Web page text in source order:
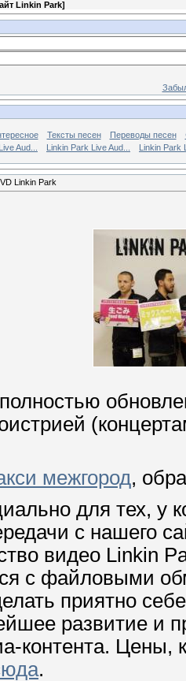
Linkin Park]
Тексты песен Переводы песен
Aud... Linkin Park Live Aud... Linkin Park
Linkin Park
межгород,
для тех, у
с нашего
видео Linkin
с файловыми
приятно
развитие и
контента. Цены,
.